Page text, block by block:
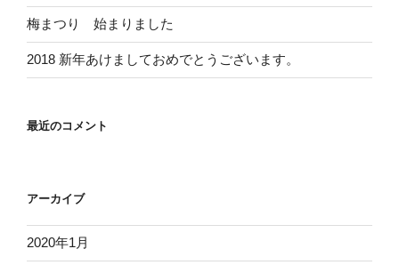
梅まつり 始まりました
2018 新年あけましておめでとうございます。
最近のコメント
アーカイブ
2020年1月